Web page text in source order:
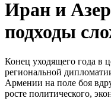
Иран и
подходы
Конец уходящего года в
региональной
Армении на поле боя
росте политического,